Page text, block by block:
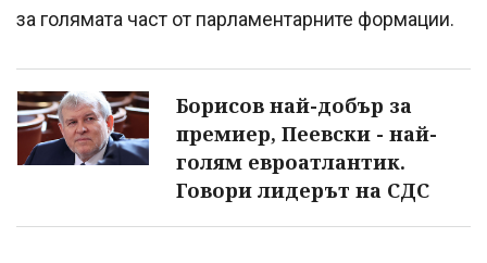
за голямата част от парламентарните формации.
Борисов най-добър за
премиер, Пеевски - най-
голям евроатлантик.
Говори лидерът на СДС